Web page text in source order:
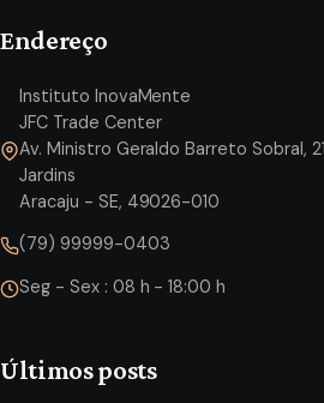
Endereço
Instituto InovaMente
JFC Trade Center
Av. Ministro Geraldo Barreto Sobral,
Jardins
Aracaju - SE, 49026-010
(79) 99999-0403
Seg - Sex : 08 h - 18:00 h
Últimos posts